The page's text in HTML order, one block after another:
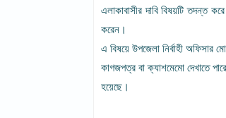
এলাকাবাসীর দাবি বিষয়টি তদন্ত
করেন।
এ বিষয়ে উপজেলা নির্বাহী
কাগজপত্র বা ক্যাশমেমো দেখাতে
হয়েছে।